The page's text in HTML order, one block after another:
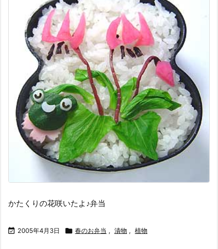
かたくりの花咲いたよ♪弁当
 2005年4月3日  春のお弁当 , 漬物 , 植物